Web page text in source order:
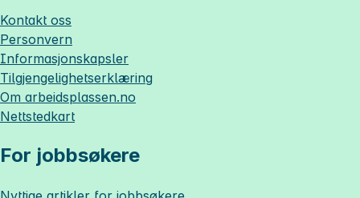
Kontakt oss
Personvern
Informasjonskapsler
Tilgjengelighetserklæring
Om arbeidsplassen.no
Nettstedkart
For jobbsøkere